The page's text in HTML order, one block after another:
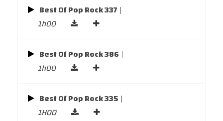
Best Of Pop Rock 337 |
1h00
Best Of Pop Rock 386 |
1h00
Best Of Pop Rock 335 |
1H00